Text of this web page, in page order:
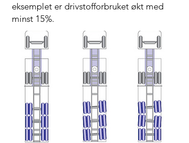
eksemplet er drivstofforbruket økt med
minst 15%.